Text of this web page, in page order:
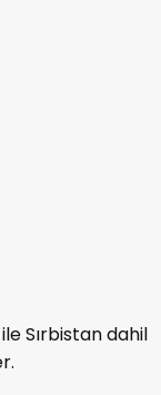
Sırbistan dahil